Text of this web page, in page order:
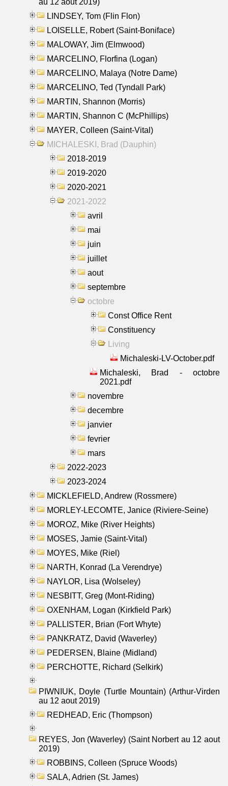
LINDSEY, Tom (Flin Flon)
LOISELLE, Robert (Saint-Boniface)
MALOWAY, Jim (Elmwood)
MARCELINO, Florfina (Logan)
MARCELINO, Malaya (Notre Dame)
MARCELINO, Ted (Tyndall Park)
MARTIN, Shannon (Morris)
MARTIN, Shannon C (McPhillips)
MAYER, Colleen (Saint-Vital)
MICHALESKI, Brad (Dauphin)
2018-2019
2019-2020
2020-2021
2021-2022
avril
mai
juin
juillet
aout
septembre
octobre
Const Office Rent
Constituency
Living
Michaleski-LV-October.pdf
Michaleski, Brad - octobre
2021.pdf
novembre
decembre
janvier
fevrier
mars
2022-2023
2023-2024
MICKLEFIELD, Andrew (Rossmere)
MORLEY-LECOMTE, Janice (Riviere-Seine)
MOROZ, Mike (River Heights)
MOSES, Jamie (Saint-Vital)
MOYES, Mike (Riel)
NARTH, Konrad (La Verendrye)
NAYLOR, Lisa (Wolseley)
NESBITT, Greg (Mont-Riding)
OXENHAM, Logan (Kirkfield Park)
PALLISTER, Brian (Fort Whyte)
PANKRATZ, David (Waverley)
PEDERSEN, Blaine (Midland)
PERCHOTTE, Richard (Selkirk)
PIWNIUK, Doyle (Turtle Mountain) (Arthur-Virden
au 12 aout 2019)
REDHEAD, Eric (Thompson)
REYES, Jon (Waverley) (Saint Norbert au 12 aout
2019)
ROBBINS, Colleen (Spruce Woods)
SALA, Adrien (St. James)